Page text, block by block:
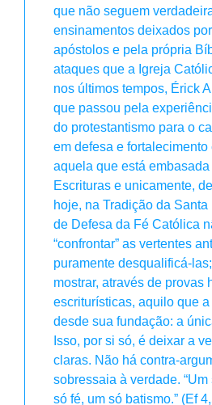
que não seguem
ensinamentos deixados
apóstolos e pela própria
ataques que a Igreja
nos últimos tempos, Érick
que passou pela
do protestantismo para o
em defesa e fortalecimento
aquela que está
Escrituras e unicamente,
hoje, na Tradição da Santa
de Defesa da Fé Católica
“confrontar” as vertentes
puramente desqualificá-
mostrar, através de provas
escriturísticas, aquilo que
desde sua fundação: a
Isso, por si só, é deixar a
claras. Não há contra-
sobressaia à verdade. “Um
só fé, um só batismo.” (Ef